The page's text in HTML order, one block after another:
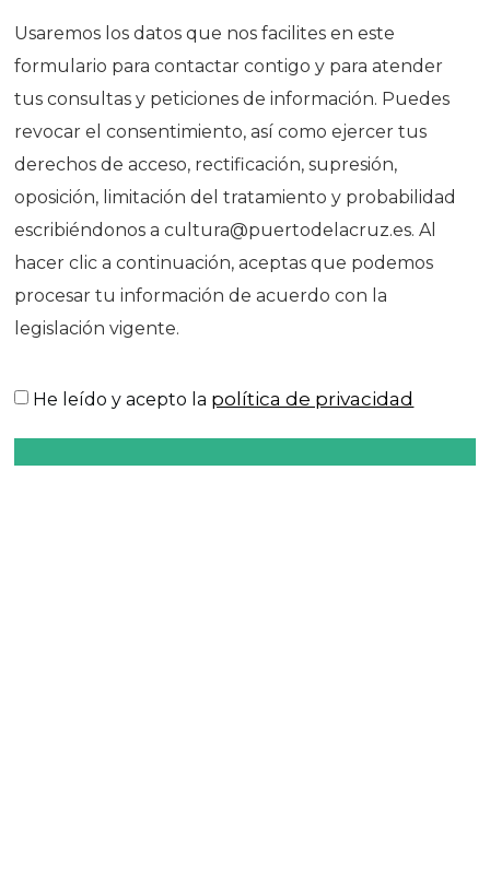
Usaremos los datos que nos facilites en este
formulario para contactar contigo y para atender
tus consultas y peticiones de información. Puedes
revocar el consentimiento, así como ejercer tus
derechos de acceso, rectificación, supresión,
oposición, limitación del tratamiento y probabilidad
escribiéndonos a cultura@puertodelacruz.es. Al
hacer clic a continuación, aceptas que podemos
procesar tu información de acuerdo con la
legislación vigente.
He leído y acepto la política de privacidad